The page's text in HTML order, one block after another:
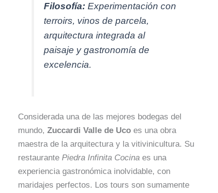
Filosofía: Experimentación con
terroirs, vinos de parcela,
arquitectura integrada al
paisaje y gastronomía de
excelencia.
Considerada una de las mejores bodegas del
mundo, Zuccardi Valle de Uco es una obra
maestra de la arquitectura y la vitivinicultura. Su
restaurante Piedra Infinita Cocina es una
experiencia gastronómica inolvidable, con
maridajes perfectos. Los tours son sumamente